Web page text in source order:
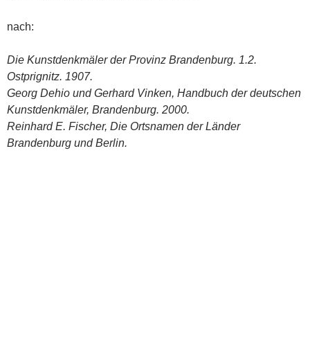
nach:
Die Kunstdenkmäler der Provinz Brandenburg. 1.2.
Ostprignitz. 1907.
Georg Dehio und Gerhard Vinken, Handbuch der deutschen
Kunstdenkmäler, Brandenburg. 2000.
Reinhard E. Fischer, Die Ortsnamen der Länder
Brandenburg und Berlin.